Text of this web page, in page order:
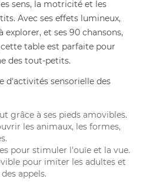
sens, la motricité et les
Avec ses effets lumineux,
explorer, et ses 90 chansons,
table est parfaite pour
des tout-petits.
d'activités sensorielle des
grâce à ses pieds amovibles.
les animaux, les formes,
pour stimuler l'ouïe et la vue.
pour imiter les adultes et
appels.